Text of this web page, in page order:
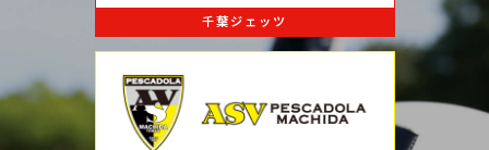
千葉ジェッツ